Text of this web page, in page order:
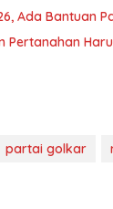
Ada Bantuan
Pertanahan
partai golkar